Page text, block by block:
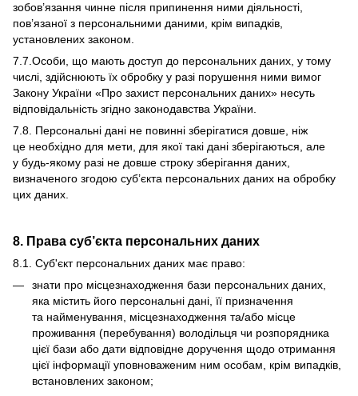
зобов’язання чинне після припинення ними діяльності,
пов’язаної з персональними даними, крім випадків,
установлених законом.
7.7.Особи, що мають доступ до персональних даних, у тому
числі, здійснюють їх обробку у разі порушення ними вимог
Закону України «Про захист персональних даних» несуть
відповідальність згідно законодавства України.
7.8. Персональні дані не повинні зберігатися довше, ніж
це необхідно для мети, для якої такі дані зберігаються, але
у будь-якому разі не довше строку зберігання даних,
визначеного згодою суб’єкта персональних даних на обробку
цих даних.
8. Права суб’єкта персональних даних
8.1. Суб'єкт персональних даних має право:
знати про місцезнаходження бази персональних даних,
яка містить його персональні дані, її призначення
та найменування, місцезнаходження та/або місце
проживання (перебування) володільця чи розпорядника
цієї бази або дати відповідне доручення щодо отримання
цієї інформації уповноваженим ним особам, крім випадків,
встановлених законом;